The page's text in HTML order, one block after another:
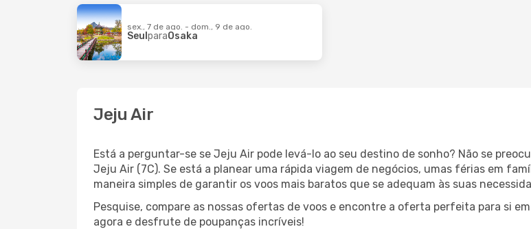
sex., 7 de ago. - dom., 9 de ago.
Seul paraOsaka
Jeju Air
Está a perguntar-se se Jeju Air pode levá-lo ao seu destino de sonho? Não se
Jeju Air (7C). Se está a planear uma rápida viagem de negócios, umas férias em
maneira simples de garantir os voos mais baratos que se adequam às suas
Pesquise, compare as nossas ofertas de voos e encontre a oferta perfeita para si
agora e desfrute de poupanças incríveis!